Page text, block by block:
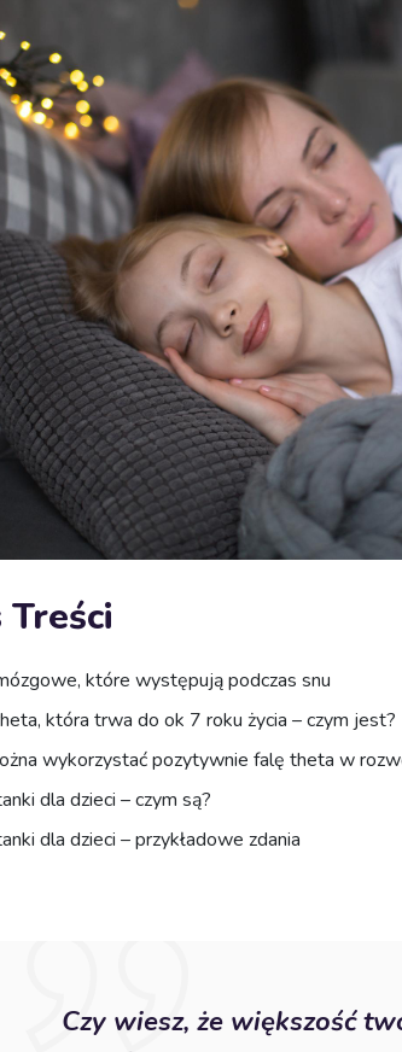
Treści
które występują podczas snu
która trwa do ok 7 roku życia – czym jest?
wykorzystać pozytywnie falę theta w
dla dzieci – czym są?
dla dzieci – przykładowe zdania
Czy wiesz, że większość